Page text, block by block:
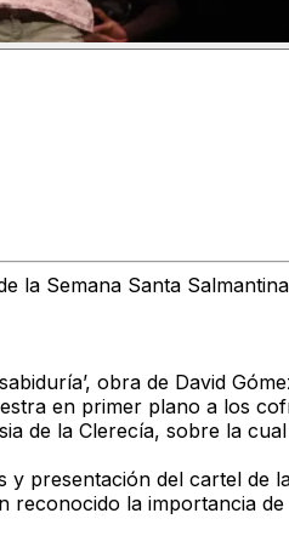
la Semana Santa
obra de David
en primer plano a los
de la Clerecía, sobre la
presentación del cartel de
la importancia